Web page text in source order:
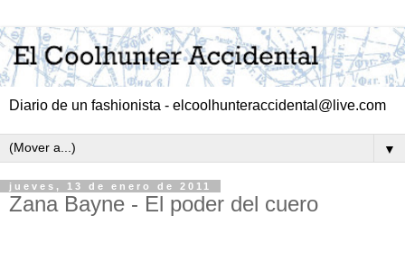
Diario de un fashionista - elcoolhunteraccidental@live.com
▼
jueves, 13 de enero de 2011
Zana Bayne - El poder del cuero